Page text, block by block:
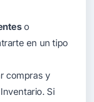
o
en un tipo
compras y
Si